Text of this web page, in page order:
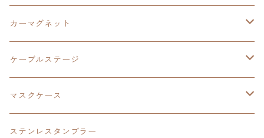
ダブルアクリルキーチェーン
東亰ザナドゥeX+
極厚アクリルキーチェーン
オーロラアクリルスタンド
イースvs空の軌跡
軌跡シリーズ20周年
界の軌跡
空の軌跡1st
界の軌跡
タツノコプロ
ドラえもん
黎の軌跡
黎の軌跡Ⅱ
界の軌跡
創の軌跡
閃の軌跡Ⅳ
零の軌跡：改
碧の軌跡：改
創の軌跡
碧の軌跡：改
創の軌跡
バイブレーションスピーカー
軌跡シリーズ15周年
創の軌跡
閃の軌跡Ⅳ
イースⅨ
創の軌跡
カーマグネット
軌跡シリーズ
ケーブルステージ
閃の軌跡Ⅲ
創の軌跡
マスクケース
創の軌跡
ステンレスタンブラー